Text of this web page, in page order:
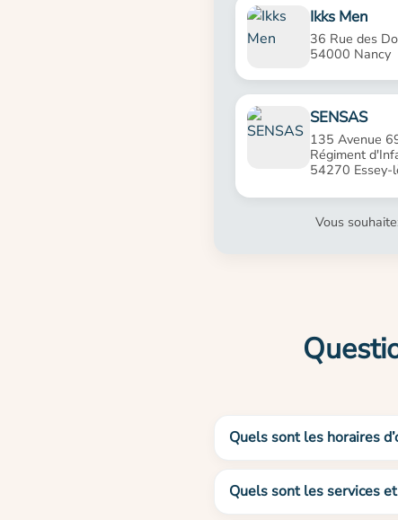
Ikks Men
36 Rue des
54000 Nancy
SENSAS
135 Avenue
Régiment
54270 Essey-
Vous
Quels sont les horaires
Quels sont les services